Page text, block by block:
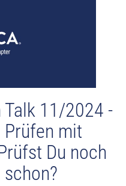
Talk 11/2024 -
mit
Du noch